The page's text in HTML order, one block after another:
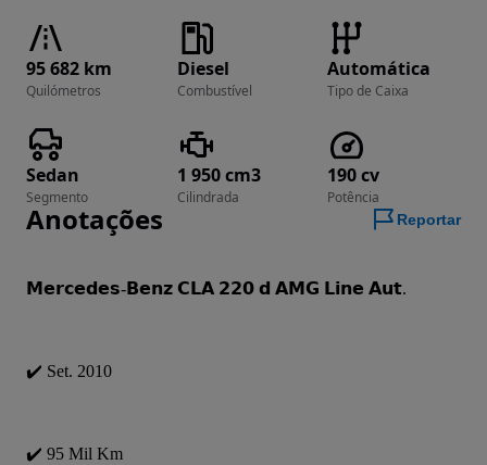
95 682 km
Quilómetros
Diesel
Combustível
Automática
Tipo de Caixa
Sedan
Segmento
1 950 cm3
Cilindrada
190 cv
Potência
Anotações Reportar
𝗠𝗲𝗿𝗰𝗲𝗱𝗲𝘀-𝗕𝗲𝗻𝘇 𝗖𝗟𝗔 𝟮𝟮𝟬 𝗱 𝗔𝗠𝗚 𝗟𝗶𝗻𝗲 𝗔𝘂𝘁.
✔️ Set. 2010
✔️ 95 Mil Km